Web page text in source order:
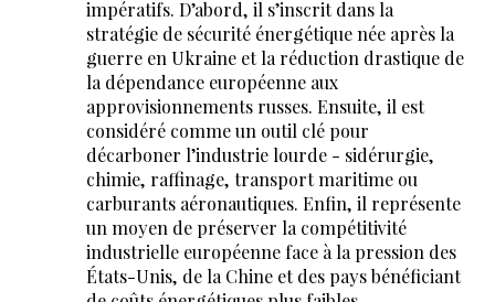
impératifs. D’abord, il s’inscrit dans la
stratégie de sécurité énergétique née après la
guerre en Ukraine et la réduction drastique de
la dépendance européenne aux
approvisionnements russes. Ensuite, il est
considéré comme un outil clé pour
décarboner l’industrie lourde - sidérurgie,
chimie, raffinage, transport maritime ou
carburants aéronautiques. Enfin, il représente
un moyen de préserver la compétitivité
industrielle européenne face à la pression des
États-Unis, de la Chine et des pays bénéficiant